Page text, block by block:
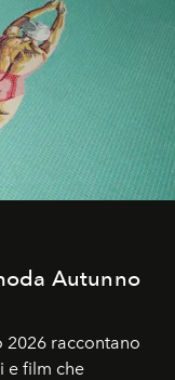
Autunno
2026 raccontano
e film che